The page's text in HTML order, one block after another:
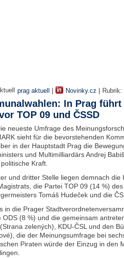
prag aktuell | Novinky.cz | Rubrik:
In Prag führt
TOP 09 und ČSSD
neueste Umfrage des
sieht für die bevorstehenden
in der Hauptstadt Prag die
und Multimilliardärs Andrej
Kraft.
und dritter Stelle liegen demnach die
die Partei TOP 09 (14 %)
Tomáš Hudeček und die
in die Prager
ODS (8 %) und die gemeinsam
zelených), KDU-ČSL und den
die der Meinungsumfrage bei
Piraten würde der Einzug in den